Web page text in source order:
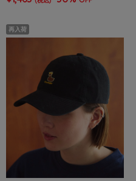
再入荷